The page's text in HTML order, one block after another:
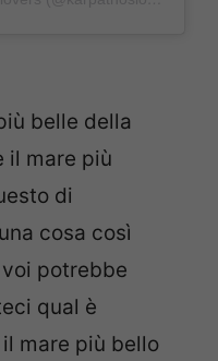
belle della
il mare più
di
cosa così
potrebbe
qual è
mare più bello